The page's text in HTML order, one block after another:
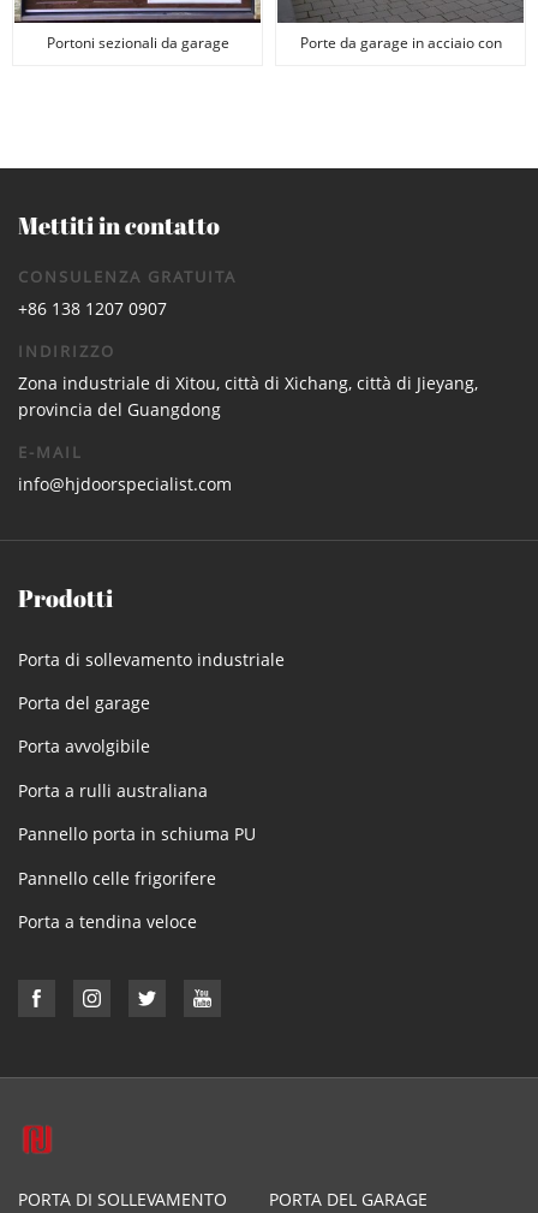
Portoni sezionali da garage
Porte da garage in acciaio con
Mettiti in contatto
CONSULENZA GRATUITA
+86 138 1207 0907
INDIRIZZO
Zona industriale di Xitou, città di Xichang, città di Jieyang,
provincia del Guangdong
E-MAIL
info@hjdoorspecialist.com
Prodotti
Porta di sollevamento industriale
Porta del garage
Porta avvolgibile
Porta a rulli australiana
Pannello porta in schiuma PU
Pannello celle frigorifere
Porta a tendina veloce
PORTA DI SOLLEVAMENTO PORTA DEL GARAGE